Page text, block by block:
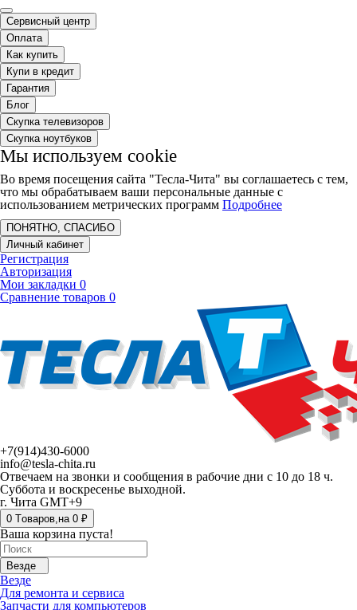
Сервисный центр
Оплата
Как купить
Купи в кредит
Гарантия
Блог
Скупка телевизоров
Скупка ноутбуков
Мы используем cookie
Во время посещения сайта "Тесла-Чита" вы соглашаетесь с тем,
что мы обрабатываем ваши персональные данные с
использованием метрических программ Подробнее
ПОНЯТНО, СПАСИБО
Личный кабинет
Регистрация
Авторизация
Мои закладки 0
Сравнение товаров 0
+7(914)430-6000
info@tesla-chita.ru
Отвечаем на звонки и сообщения в рабочие дни с 10 до 18 ч.
Суббота и воскресенье выходной.
г. Чита GMT+9
0 Tоваров,на 0 ₽
Ваша корзина пуста!
Везде
Везде
Для ремонта и сервиса
Запчасти для компьютеров